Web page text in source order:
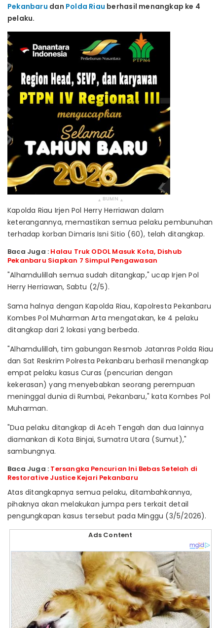
Pekanbaru dan Polda Riau berhasil menangkap ke 4
pelaku.
▴ BUMN ▴
Kapolda Riau Irjen Pol Herry Herriawan dalam
keterangannya, memastikan semua pelaku pembunuhan
terhadap korban Dimaris Isni Sitio (60), telah ditangkap.
Baca Juga : Halau Truk ODOL Masuk Kota, Dishub
Pekanbaru Siapkan 7 Simpul Pengawasan
"Alhamdulillah semua sudah ditangkap," ucap Irjen Pol
Herry Herriawan, Sabtu (2/5).
Sama halnya dengan Kapolda Riau, Kapolresta Pekanbaru
Kombes Pol Muharman Arta mengatakan, ke 4 pelaku
ditangkap dari 2 lokasi yang berbeda.
"Alhamdulillah, tim gabungan Resmob Jatanras Polda Riau
dan Sat Reskrim Polresta Pekanbaru berhasil menangkap
empat pelaku kasus Curas (pencurian dengan
kekerasan) yang menyebabkan seorang perempuan
meninggal dunia di Rumbai, Pekanbaru," kata Kombes Pol
Muharman.
"Dua pelaku ditangkap di Aceh Tengah dan dua lainnya
diamankan di Kota Binjai, Sumatra Utara (Sumut),"
sambungnya.
Baca Juga : Tersangka Pencurian Ini Bebas Setelah di
Restorative Justice Kejari Pekanbaru
Atas ditangkapnya semua pelaku, ditambahkannya,
pihaknya akan melakukan jumpa pers terkait detail
pengungkapan kasus tersebut pada Minggu (3/5/2026).
Ads Content